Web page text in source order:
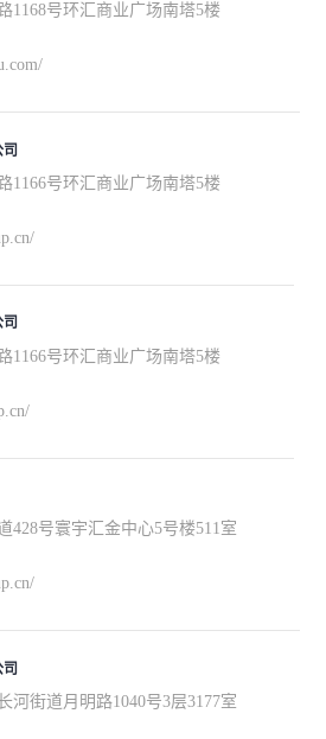
1168号环汇商业广场南塔5楼
1166号环汇商业广场南塔5楼
1166号环汇商业广场南塔5楼
428号寰宇汇金中心5号楼511室
河街道月明路1040号3层3177室